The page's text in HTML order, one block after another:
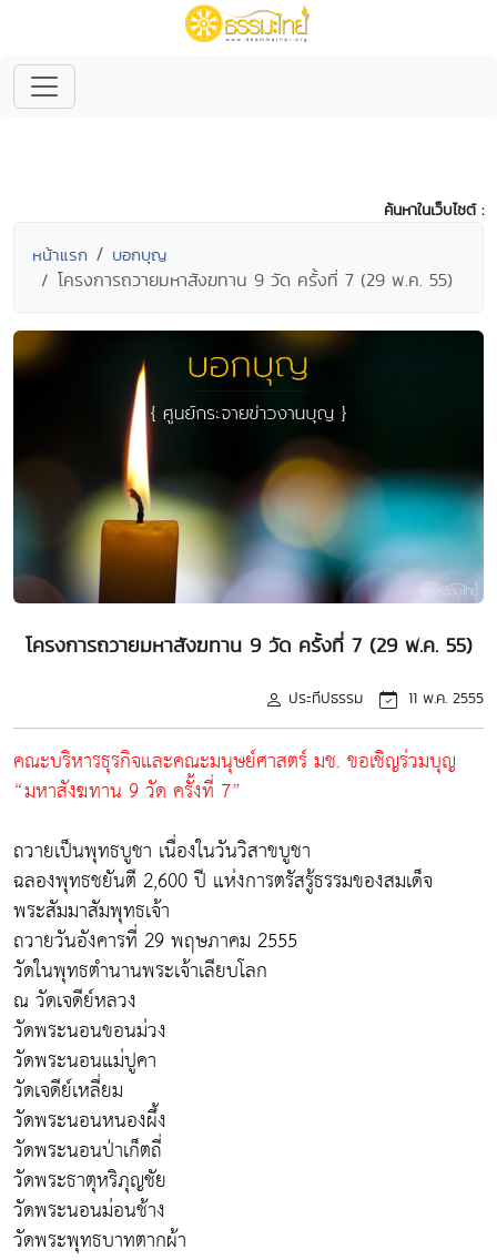
ค้นหาในเว็บไซต์ :
หน้าแรก บอกบุญ
โครงการถวายมหาสังฆทาน 9 วัด ครั้งที่ 7 (29 พ.ค. 55)
โครงการถวายมหาสังฆทาน 9 วัด ครั้งที่ 7 (29 พ.ค. 55)
ประทีปธรรม 11 พ.ค. 2555
คณะบริหารธุรกิจและคณะมนุษย์ศาสตร์ มช. ขอเชิญร่วมบุญ
“มหาสังฆทาน 9 วัด ครั้งที่ 7”
ถวายเป็นพุทธบูชา เนื่องในวันวิสาขบูชา
ฉลองพุทธชยันตี 2,600 ปี แห่งการตรัสรู้ธรรมของสมเด็จ
พระสัมมาสัมพุทธเจ้า
ถวายวันอังคารที่ 29 พฤษภาคม 2555
วัดในพุทธตำนานพระเจ้าเลียบโลก
ณ วัดเจดีย์หลวง
วัดพระนอนขอนม่วง
วัดพระนอนแม่ปูคา
วัดเจดีย์เหลี่ยม
วัดพระนอนหนองผึ้ง
วัดพระนอนป่าเก็ตถี่
วัดพระธาตุหริภุญชัย
วัดพระนอนม่อนช้าง
วัดพระพุทธบาทตากผ้า